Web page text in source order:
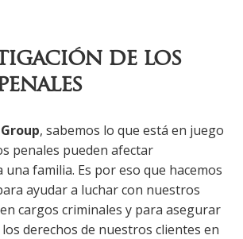
de los
, sabemos lo que está en juego
penales pueden afectar
familia. Es por eso que hacemos
ayudar a luchar con nuestros
cargos criminales y para asegurar
derechos de nuestros clientes en